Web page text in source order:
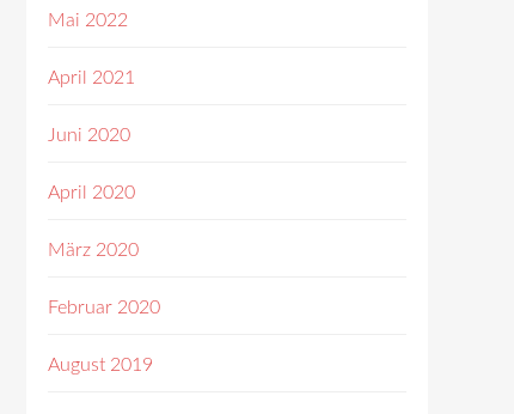
Mai 2022
April 2021
Juni 2020
April 2020
März 2020
Februar 2020
August 2019